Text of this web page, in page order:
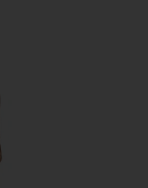
ORIANA